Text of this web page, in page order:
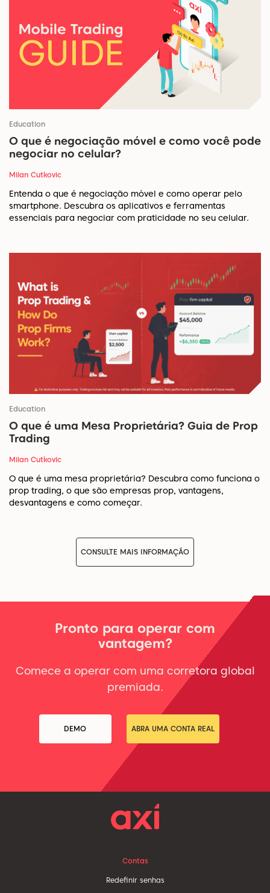
Education
O que é negociação móvel e como você pode
negociar no celular?
Milan Cutkovic
Entenda o que é negociação móvel e como operar pelo
smartphone. Descubra os aplicativos e ferramentas
essenciais para negociar com praticidade no seu celular.
Education
O que é uma Mesa Proprietária? Guia de Prop
Trading
Milan Cutkovic
O que é uma mesa proprietária? Descubra como funciona o
prop trading, o que são empresas prop, vantagens,
desvantagens e como começar.
CONSULTE MAIS INFORMAÇÃO
Pronto para operar com
vantagem?
Comece a operar com uma corretora global
premiada.
DEMO ABRA UMA CONTA REAL
Contas
Redefinir senhas